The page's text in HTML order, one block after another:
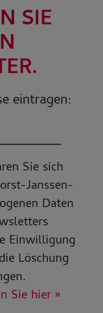
SIE
eintragen:
Sie sich
Janssen-
Daten
Einwilligung
Löschung
Sie hier »